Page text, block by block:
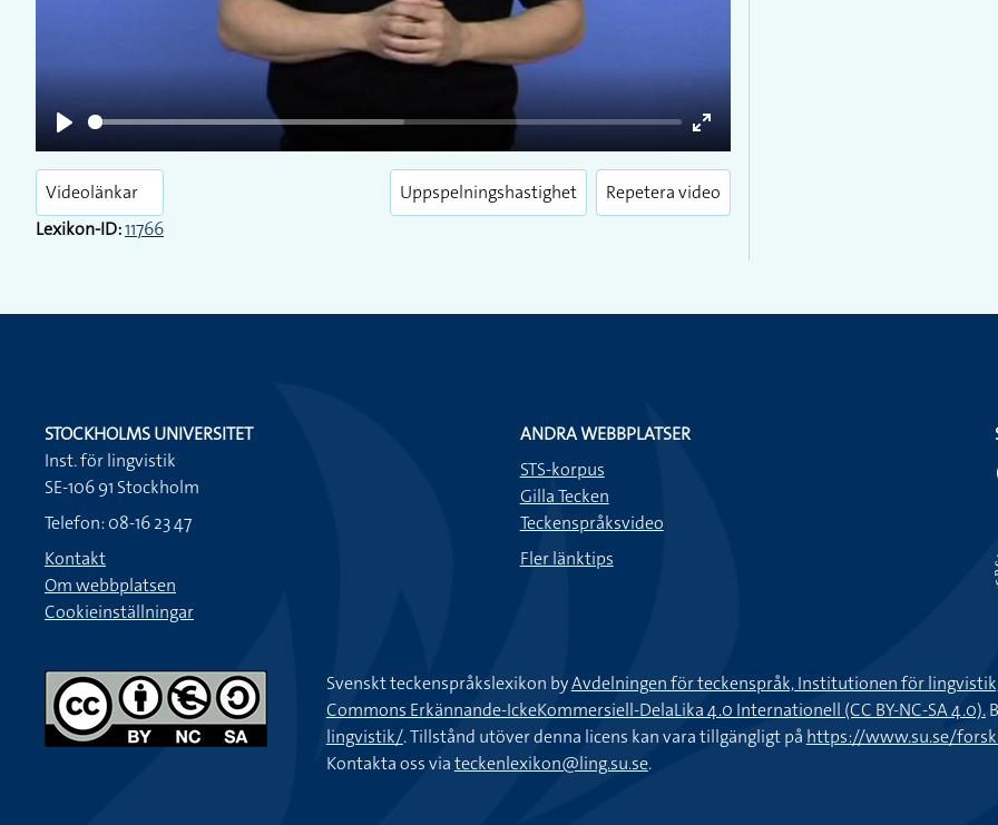
Play
Enter
fullscreen
Videolänkar
Lexikon-ID:11766
Uppspelningshastighet Repetera video
STOCKHOLMS UNIVERSITET
Inst. för lingvistik
SE-106 91 Stockholm
Telefon: 08-16 23 47
Kontakt
Om webbplatsen
Cookieinställningar
ANDRA WEBBPLATSER
STS-korpus
Gilla Tecken
Teckenspråksvideo
Fler länktips
Svenskt teckenspråkslexikon byAvdelningen för teckenspråk, Institutionen för
Commons Erkännande-IckeKommersiell-DelaLika 4.0 Internationell (CC BY-NC-SA 4.0).
lingvistik/. Tillstånd utöver denna licens kan vara tillgängligt på https://www.su.se/
Kontakta oss viateckenlexikon@ling.su.se.